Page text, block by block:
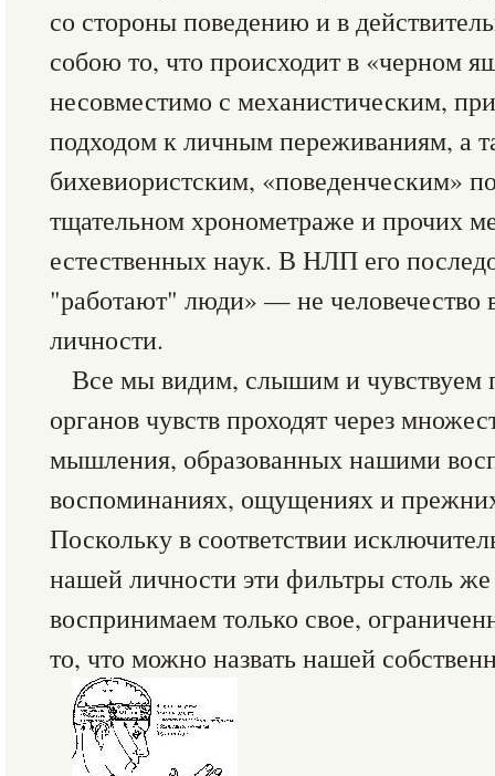
со стороны поведению и в
собою то, что происходит в «черном
несовместимо с механистическим,
подходом к личным переживаниям, а
бихевиористским, «поведенческим»
тщательном хронометраже и прочих
естественных наук. В НЛП его
"работают" люди» — не человечество
личности.
Все мы видим, слышим и чувствуем
органов чувств проходят через
мышления, образованных нашими
воспоминаниях, ощущениях и
Поскольку в соответствии
нашей личности эти фильтры столь
воспринимаем только свое,
то, что можно назвать нашей